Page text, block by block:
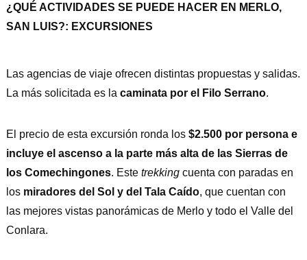
¿QUÉ ACTIVIDADES SE PUEDE HACER EN MERLO,
SAN LUIS?: EXCURSIONES
Las agencias de viaje ofrecen distintas propuestas y salidas.
La más solicitada es la caminata por el Filo Serrano.
El precio de esta excursión ronda los$2.500 por persona e
incluye el ascenso a la parte más alta de las Sierras de
los Comechingones. Este trekkingcuenta con paradas en
los miradores del Sol y del Tala Caído, que cuentan con
las mejores vistas panorámicas de Merlo y todo el Valle del
Conlara.